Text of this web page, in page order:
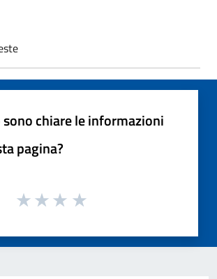
sono chiare le informazioni
pagina?